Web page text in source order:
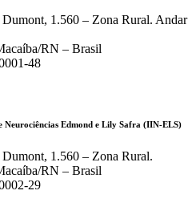
1.560 – Zona Rural. Andar
RN – Brasil
48
Edmond e Lily Safra (IIN-ELS)
1.560 – Zona Rural.
RN – Brasil
29